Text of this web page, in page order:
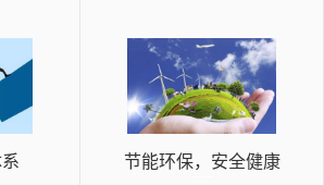
节能环保，安全健康